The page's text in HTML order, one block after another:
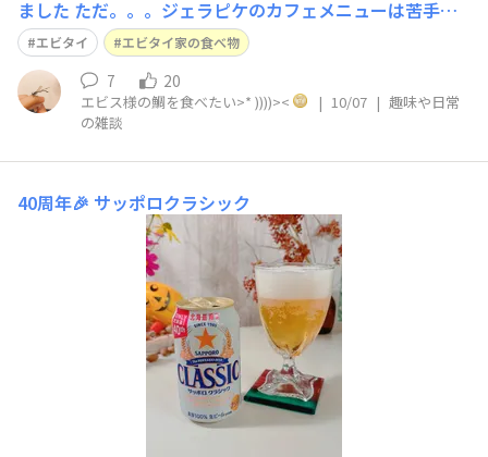
ました ただ。。。ジェラピケのカフェメニューは苦手な
食べ物なので入店できなかった笑
エビタイ エビタイ家の食べ物
7 20
エビス様の鯛を食べたい>* ))))>< | 10/07 | 趣味や日常
の雑談
40周年🎉 サッポロクラシック